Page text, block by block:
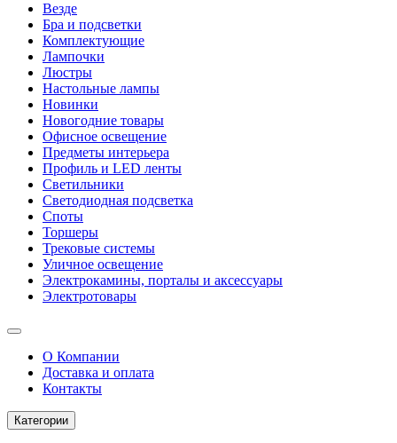
Везде
Бра и подсветки
Комплектующие
Лампочки
Люстры
Настольные лампы
Новинки
Новогодние товары
Офисное освещение
Предметы интерьера
Профиль и LED ленты
Светильники
Светодиодная подсветка
Споты
Торшеры
Трековые системы
Уличное освещение
Электрокамины, порталы и аксессуары
Электротовары
О Компании
Доставка и оплата
Контакты
Категории